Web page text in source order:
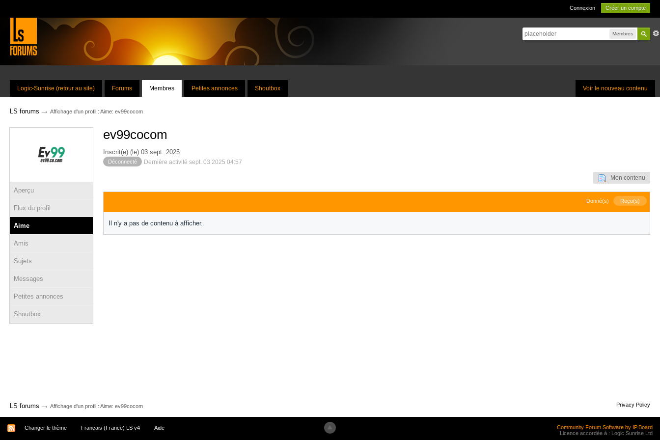
Connexion Créer un compte
Membres
Voir le nouveau contenu
Logic-Sunrise (retour au site) Forums Membres Petites annonces Shoutbox
LS forums → Affichage d'un profil : Aime: ev99cocom
Aperçu
Flux du profil
Aime
Amis
Sujets
Messages
Petites annonces
Shoutbox
ev99cocom
Inscrit(e) (le) 03 sept. 2025
Déconnecté Dernière activité sept. 03 2025 04:57
Mon contenu
Donné(s) Reçu(s)
Il n'y a pas de contenu à afficher.
LS forums → Affichage d'un profil : Aime: ev99cocom Privacy Policy
Changer le thème Français (France) LS v4 Aide
Community Forum Software by IP.Board
Licence accordée à : Logic Sunrise Ltd